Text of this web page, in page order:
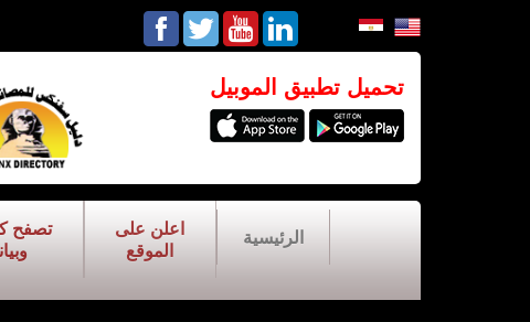
تحميل تطبيق الموبيل
الرئيسية
اعلن على
الموقع
تصفح